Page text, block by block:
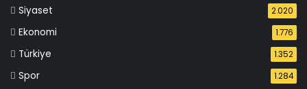
Siyaset 2.020
Ekonomi 1.776
Türkiye 1.352
Spor 1.284